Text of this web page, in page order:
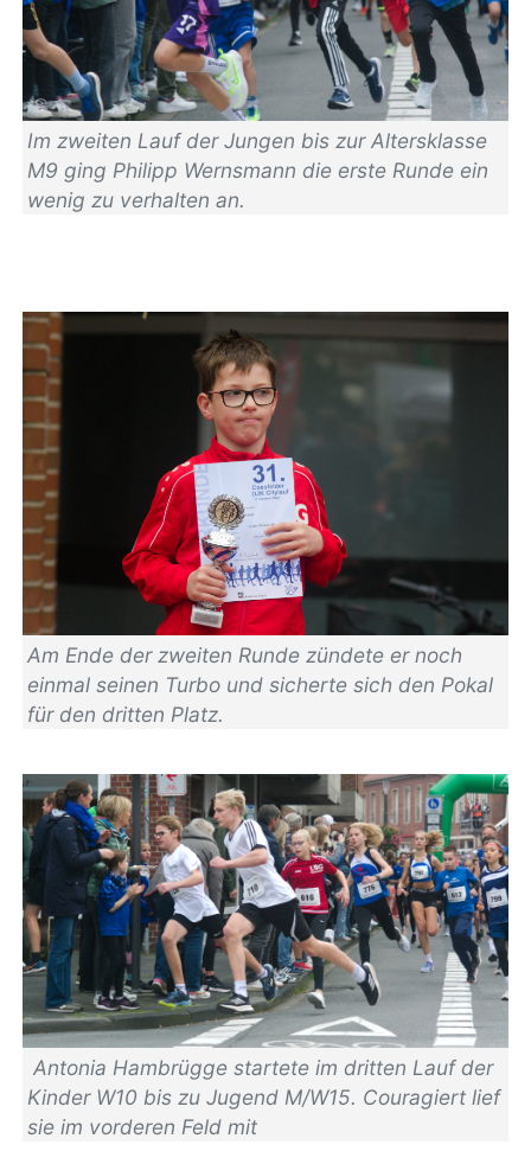
Im zweiten Lauf der Jungen bis zur Altersklasse
M9 ging Philipp Wernsmann die erste Runde ein
wenig zu verhalten an.
Am Ende der zweiten Runde zündete er noch
einmal seinen Turbo und sicherte sich den Pokal
für den dritten Platz.
Antonia Hambrügge startete im dritten Lauf der
Kinder W10 bis zu Jugend M/W15. Couragiert lief
sie im vorderen Feld mit